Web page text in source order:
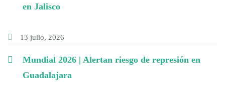
en Jalisco
13 julio, 2026
Mundial 2026 | Alertan riesgo de represión en
Guadalajara